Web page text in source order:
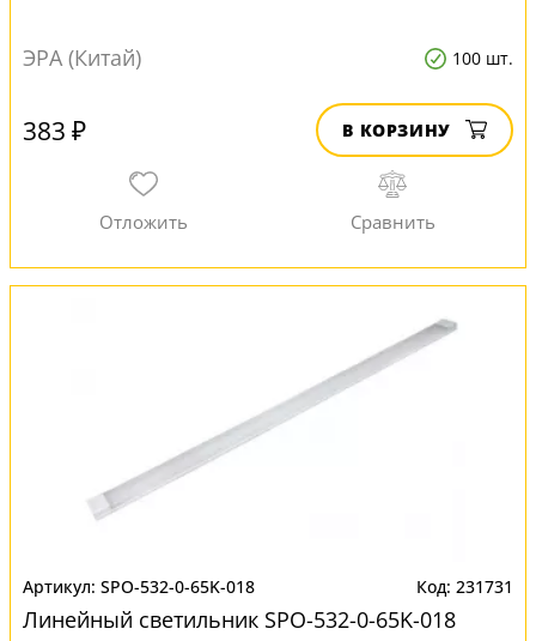
ЭРА (Китай) 100 шт.
383 ₽ В КОРЗИНУ
SPO-532-0-65K-018 231731
Линейный светильник SPO-532-0-65K-018